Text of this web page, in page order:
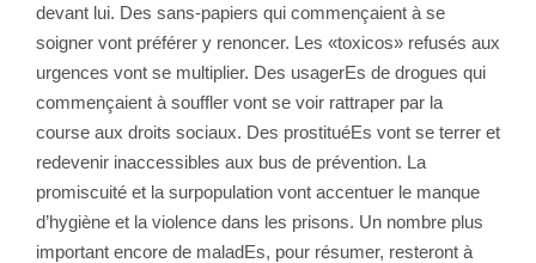
devant lui. Des sans-papiers qui commençaient à se
soigner vont préférer y renoncer. Les «toxicos» refusés aux
urgences vont se multiplier. Des usagerEs de drogues qui
commençaient à souffler vont se voir rattraper par la
course aux droits sociaux. Des prostituéEs vont se terrer et
redevenir inaccessibles aux bus de prévention. La
promiscuité et la surpopulation vont accentuer le manque
d’hygiène et la violence dans les prisons. Un nombre plus
important encore de maladEs, pour résumer, resteront à